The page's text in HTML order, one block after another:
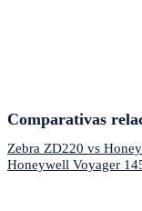
Comparativas
Zebra ZD220 vs
Honeywell Voyager